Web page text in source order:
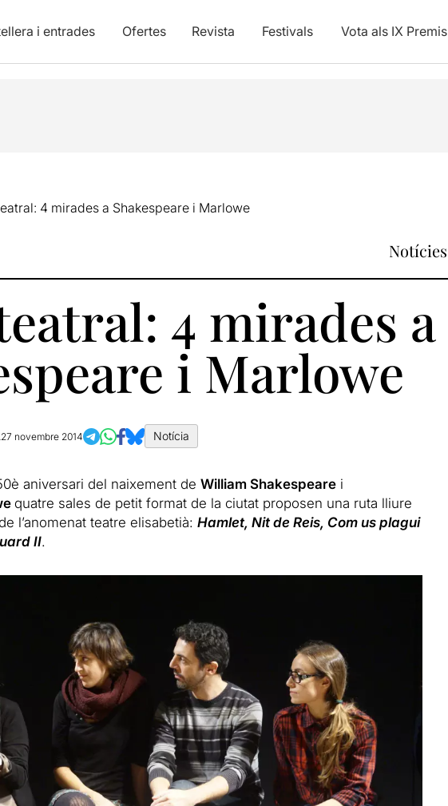
i entrades Ofertes Revista Festivals Vota als IX Premis
4 mirades a Shakespeare i Marlowe
Notícies
4 mirades a
i Marlowe
27 novembre 2014 Notícia
aniversari del naixement de William Shakespearei
quatre sales de petit format de la ciutat proposen una ruta lliure
l’anomenat teatre elisabetià: Hamlet, Nit de Reis, Com us plagui
II.